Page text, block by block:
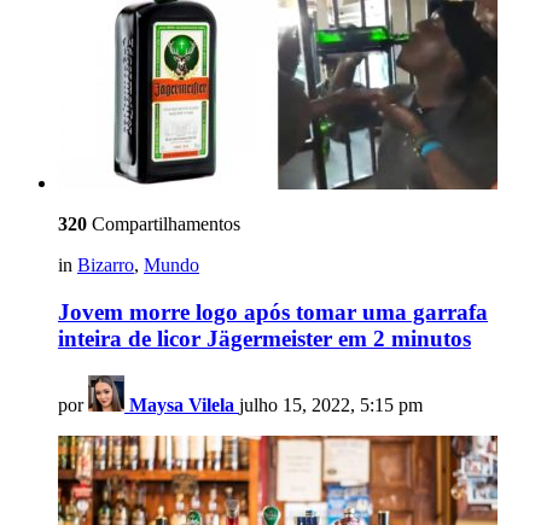
320 Compartilhamentos
in Bizarro, Mundo
Jovem morre logo após tomar uma garrafa
inteira de licor Jägermeister em 2 minutos
por Maysa Vilela julho 15, 2022, 5:15 pm